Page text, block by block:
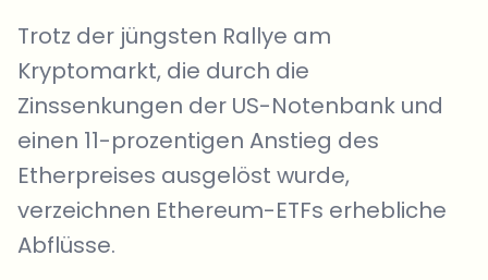
Trotz der jüngsten Rallye am
Kryptomarkt, die durch die
Zinssenkungen der US-Notenbank und
einen 11-prozentigen Anstieg des
Etherpreises ausgelöst wurde,
verzeichnen Ethereum-ETFs erhebliche
Abflüsse.